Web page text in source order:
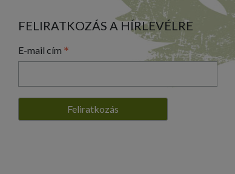
FELIRATKOZÁS A HÍRLEVÉLRE
E-mail cím *